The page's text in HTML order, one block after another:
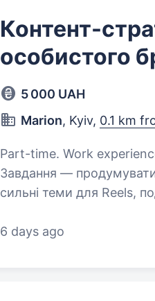
Контент-
особистого
5 000 UAH
Marion, Kyiv, 0.1 km
Part-time. Work experience more than 5
Завдання —
сильні теми для Reels,
6 days ago